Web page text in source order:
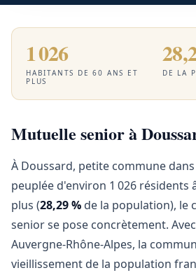
1 026
HABITANTS DE 60 ANS ET
PLUS
DE LA
Mutuelle senior à
À Doussard, petite commune
peuplée d'environ 1 026 résidents
plus (28,29 % de la population), le
senior se pose concrètement.
Auvergne-Rhône-Alpes, la
vieillissement de la population